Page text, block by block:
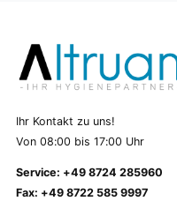
Ihr Kontakt zu uns!
Von 08:00 bis 17:00 Uhr
Service: +49 8724 285960
Fax: +49 8722 585 9997